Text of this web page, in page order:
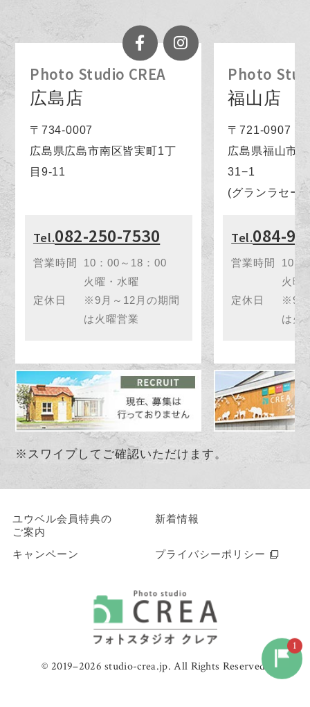
1
Photo Studio CREA
広島店
〒734-0007
広島県広島市南区皆実町1丁
目9-11
Tel.082-250-7530
営業時間 10：00～18：00
定休日
火曜・水曜
※9月～12月の期間
は火曜営業
Photo
福山店
〒721-0907
広島県福山市
31−1
(グランラセー
Tel.084-
営業時間 10：
定休日
火曜
※9月
は火
※スワイプしてご確認いただけます。
ユウベル会員特典の
ご案内
新着情報
キャンペーン プライバシーポリシー
© 2019–2026 studio-crea.jp. All Rights Reserved.